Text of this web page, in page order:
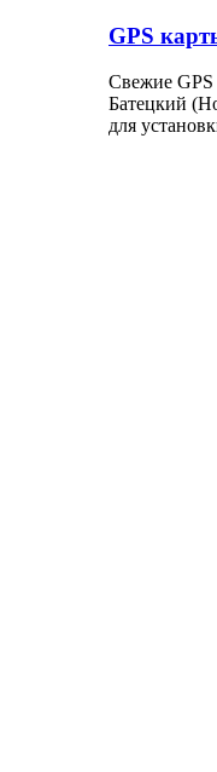
GPS
Свежие GPS
Батецкий
для